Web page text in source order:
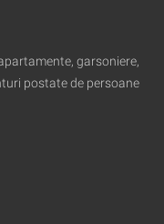
garsoniere,
postate de persoane